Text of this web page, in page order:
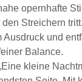
opernhafte
Streichern tritt.
Ausdruck und
Balance.
kleine